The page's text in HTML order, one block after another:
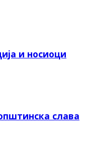
и носиоци
слава